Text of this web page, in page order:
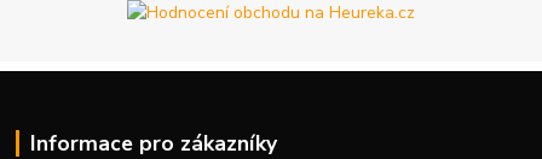
Informace pro zákazníky